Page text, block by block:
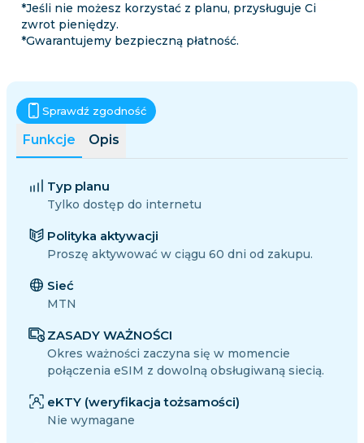
*Jeśli nie możesz korzystać z planu, przysługuje Ci
zwrot pieniędzy.
*Gwarantujemy bezpieczną płatność.
Funkcje Opis
Sprawdź zgodność
Typ planu
Tylko dostęp do internetu
Polityka aktywacji
Proszę aktywować w ciągu 60 dni od zakupu.
Sieć
MTN
ZASADY WAŻNOŚCI
Okres ważności zaczyna się w momencie
połączenia eSIM z dowolną obsługiwaną siecią.
eKTY (weryfikacja tożsamości)
Nie wymagane